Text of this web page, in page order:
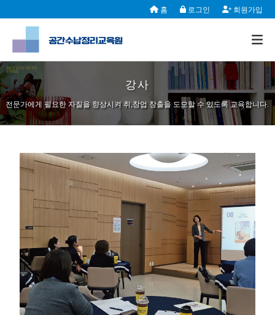
홈 로그인 회원가입
강사
전문가에게 필요한 자질을 향상시켜 취,창업 창출을 도모할 수 있도록 교육합니다.